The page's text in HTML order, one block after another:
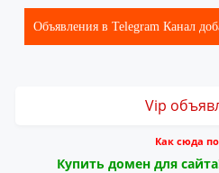
Объявления в Telegram Канал
Vip
Как сюда
Купить домен для